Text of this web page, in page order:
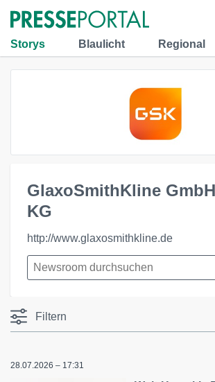
Storys Blaulicht Regional
GlaxoSmithKline
KG
http://www.glaxosmithkline.de
Filtern
28.07.2026 – 17:31